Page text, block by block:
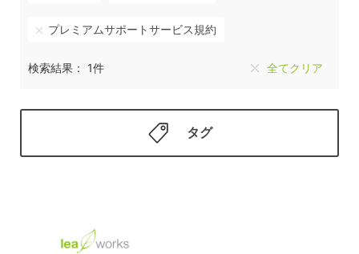
プレミアムサポートサービス規約
検索結果： 1件 全てクリア
タグ